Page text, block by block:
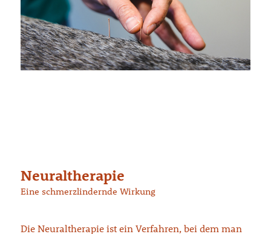
Neuraltherapie
Eine schmerzlindernde Wirkung
Die Neuraltherapie ist ein Verfahren, bei dem man